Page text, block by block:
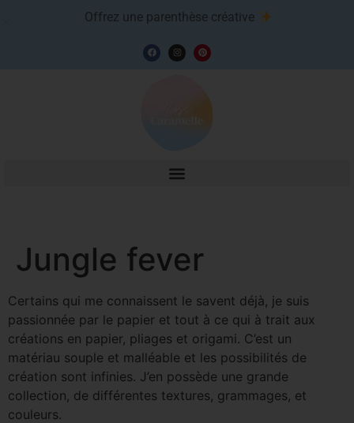
Offrez une parenthèse créative
Jungle fever
Certains qui me connaissent le savent déjà, je suis
passionnée par le papier et tout à ce qui à trait aux
créations en papier, pliages et origami. C’est un
matériau souple et malléable et les possibilités de
création sont infinies. J’en possède une grande
collection, de différentes textures, grammages, et
couleurs.